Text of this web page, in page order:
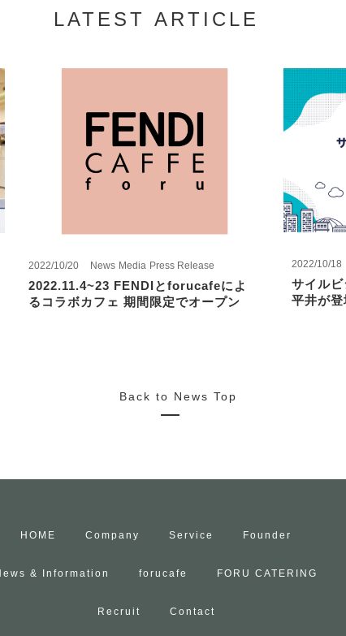
LATEST ARTICLE
2022/10/20 News Media Press Release
2022.11.4~23 FENDIとforucafeによ
るコラボカフェ 期間限定でオープン
2022/10/18
サイル
平井が登
Back to News Top
HOME Company Service Founder
& Information forucafe FORU CATERING
Recruit Contact